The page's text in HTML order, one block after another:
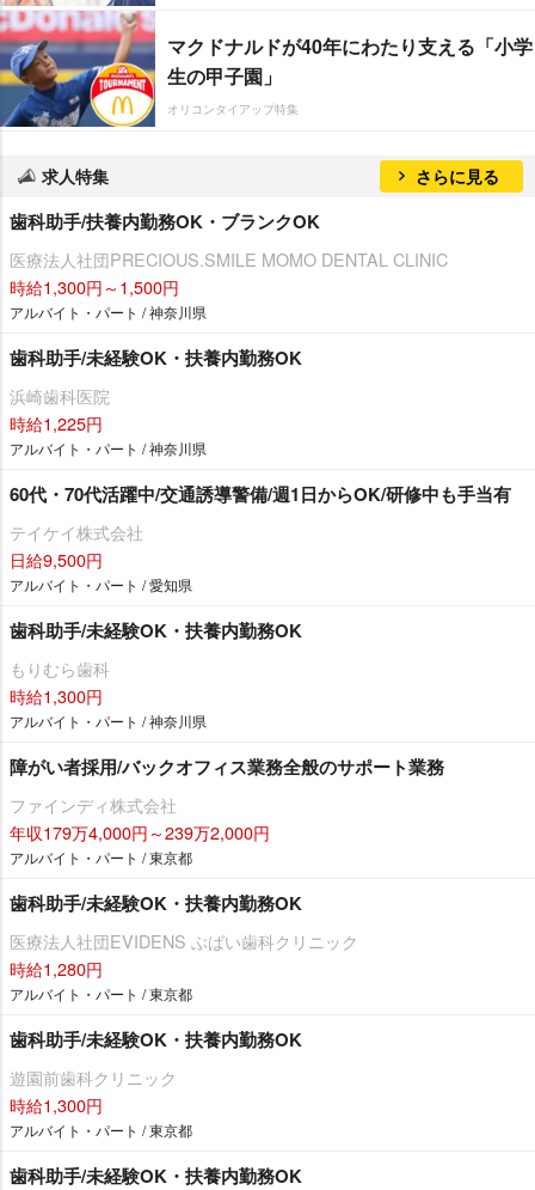
マクドナルドが40年にわたり支える「小学
生の甲子園」
オリコンタイアップ特集
求人特集 さらに見る
歯科助手/扶養内勤務OK・ブランクOK
医療法人社団PRECIOUS.SMILE MOMO DENTAL CLINIC
時給1,300円～1,500円
アルバイト・パート / 神奈川県
歯科助手/未経験OK・扶養内勤務OK
浜崎歯科医院
時給1,225円
アルバイト・パート / 神奈川県
60代・70代活躍中/交通誘導警備/週1日からOK/研修中も手当有
テイケイ株式会社
日給9,500円
アルバイト・パート / 愛知県
歯科助手/未経験OK・扶養内勤務OK
もりむら歯科
時給1,300円
アルバイト・パート / 神奈川県
障がい者採用/バックオフィス業務全般のサポート業務
ファインディ株式会社
年収179万4,000円～239万2,000円
アルバイト・パート / 東京都
歯科助手/未経験OK・扶養内勤務OK
医療法人社団EVIDENS ぶばい歯科クリニック
時給1,280円
アルバイト・パート / 東京都
歯科助手/未経験OK・扶養内勤務OK
遊園前歯科クリニック
時給1,300円
アルバイト・パート / 東京都
歯科助手/未経験OK・扶養内勤務OK